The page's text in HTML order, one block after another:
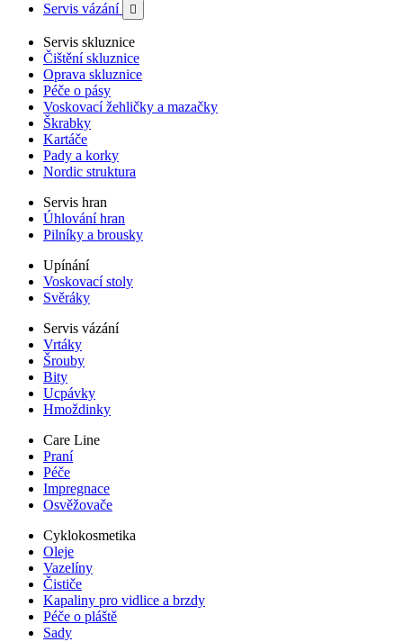
Servis vázání

Servis skluznice
Čištění skluznice
Oprava skluznice
Péče o pásy
Voskovací žehličky a mazačky
Škrabky
Kartáče
Pady a korky
Nordic struktura
Servis hran
Úhlování hran
Pilníky a brousky
Upínání
Voskovací stoly
Svěráky
Servis vázání
Vrtáky
Šrouby
Bity
Ucpávky
Hmoždinky
Care Line
Praní
Péče
Impregnace
Osvěžovače
Cyklokosmetika
Oleje
Vazelíny
Čističe
Kapaliny pro vidlice a brzdy
Péče o pláště
Sady